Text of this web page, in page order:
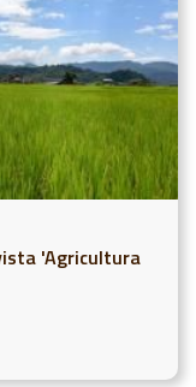
'Agricultura